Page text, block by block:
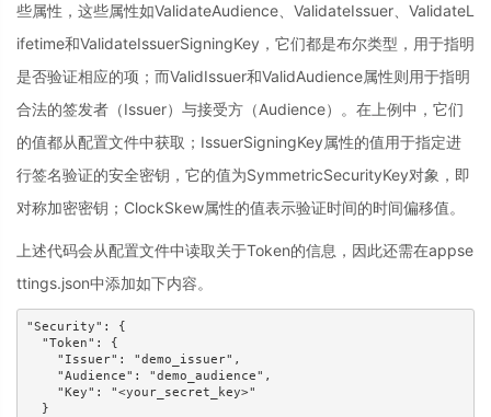
些属性，这些属性如ValidateAudience、ValidateIssuer、ValidateL
ifetime和ValidateIssuerSigningKey，它们都是布尔类型，用于指明
是否验证相应的项；而ValidIssuer和ValidAudience属性则用于指明
合法的签发者（Issuer）与接受方（Audience）。在上例中，它们
的值都从配置文件中获取；IssuerSigningKey属性的值用于指定进
行签名验证的安全密钥，它的值为SymmetricSecurityKey对象，即
对称加密密钥；ClockSkew属性的值表示验证时间的时间偏移值。
上述代码会从配置文件中读取关于Token的信息，因此还需在appse
ttings.json中添加如下内容。
"Security": {
  "Token": {
    "Issuer": "demo_issuer",
    "Audience": "demo_audience",
    "Key": "<your_secret_key>"
  }